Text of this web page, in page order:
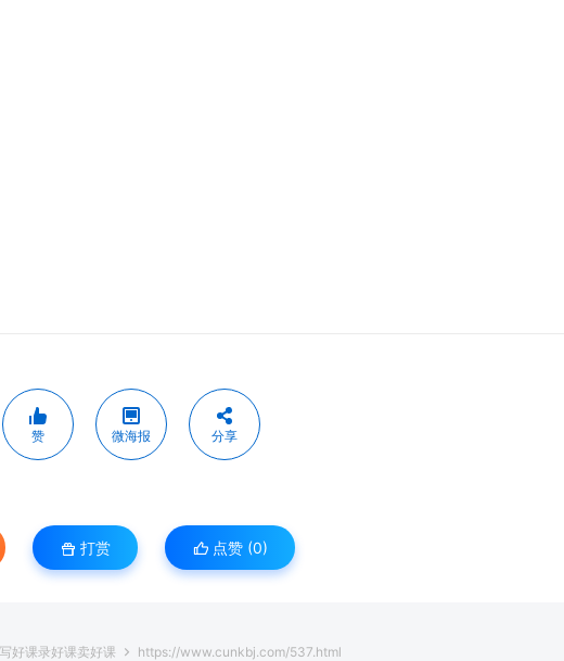
赞 微海报 分享
打赏 点赞 (0)
好课录好课卖好课 https://www.cunkbj.com/537.html